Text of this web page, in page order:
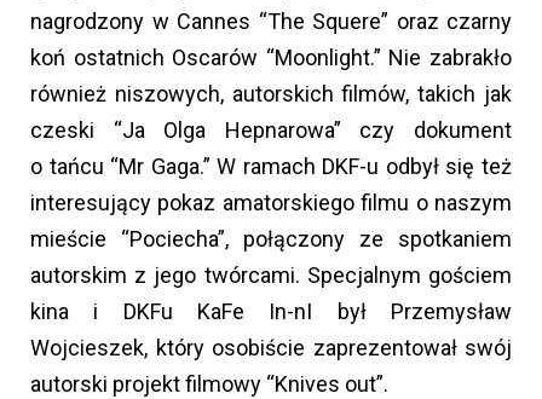
nagrodzony w Cannes “The Squere” oraz czarny
koń ostatnich Oscarów “Moonlight.” Nie zabrakło
również niszowych, autorskich filmów, takich jak
czeski “Ja Olga Hepnarowa” czy dokument
o tańcu “Mr Gaga.” W ramach DKF-u odbył się też
interesujący pokaz amatorskiego filmu o naszym
mieście “Pociecha”, połączony ze spotkaniem
autorskim z jego twórcami. Specjalnym gościem
kina i DKFu KaFe In-nI był Przemysław
Wojcieszek, który osobiście zaprezentował swój
autorski projekt filmowy “Knives out”.